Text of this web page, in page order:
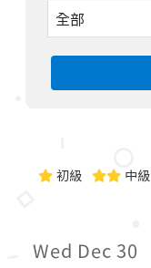
初級 中級
Wed Dec 30